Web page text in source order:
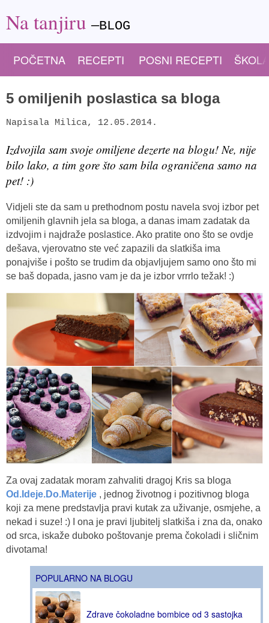
Na tanjiru—BLOG
POČETNA RECEPTI POSNI RECEPTI
5 omiljenih poslastica sa bloga
Napisala Milica, 12.05.2014.
Izdvojila sam svoje omiljene dezerte na blogu! Ne, nije
bilo lako, a tim gore što sam bila ograničena samo na
pet! :)
Vidjeli ste da sam u prethodnom postu navela svoj izbor pet
omiljenih glavnih jela sa bloga, a danas imam zadatak da
izdvojim i najdraže poslastice. Ako pratite ono što se ovdje
dešava, vjerovatno ste već zapazili da slatkiša ima
ponajviše i pošto se trudim da objavljujem samo ono što mi
se baš dopada, jasno vam je da je izbor vrrrlo težak! :)
Za ovaj zadatak moram zahvaliti dragoj Kris sa bloga
Od.Ideje.Do.Materije , jednog životnog i pozitivnog bloga
koji za mene predstavlja pravi kutak za uživanje, osmjehe, a
nekad i suze! :) I ona je pravi ljubitelj slatkiša i zna da, onako
od srca, iskaže duboko poštovanje prema čokoladi i sličnim
divotama!
POPULARNO NA BLOGU
Zdrave čokoladne bombice od 3 sastojka